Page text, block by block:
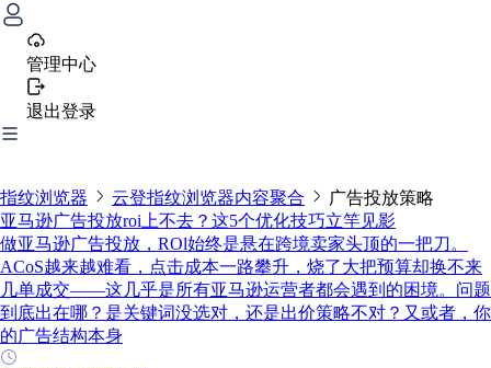
管理中心
退出登录
指纹浏览器 云登指纹浏览器内容聚合
广告投放策略
亚马逊广告投放roi上不去？这5个优化技巧立竿见影
做亚马逊广告投放，ROl始终是悬在跨境卖家头顶的一把刀。
ACoS越来越难看，点击成本一路攀升，烧了大把预算却换不来
几单成交——这几乎是所有亚马逊运营者都会遇到的困境。问题
到底出在哪？是关键词没选对，还是出价策略不对？又或者，你
的广告结构本身